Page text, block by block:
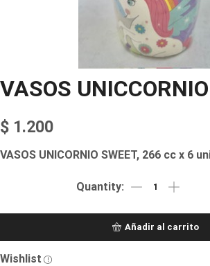
VASOS UNICCORNIO
$ 1.200
VASOS UNICORNIO SWEET, 266 cc x 6
Añadir al carrito
Wishlist